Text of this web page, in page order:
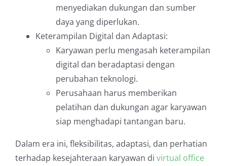
menyediakan dukungan dan sumber
daya yang diperlukan.
Keterampilan Digital dan Adaptasi:
Karyawan perlu mengasah keterampilan
digital dan beradaptasi dengan
perubahan teknologi.
Perusahaan harus memberikan
pelatihan dan dukungan agar karyawan
siap menghadapi tantangan baru.
Dalam era ini, fleksibilitas, adaptasi, dan perhatian
terhadap kesejahteraan karyawan di virtual office